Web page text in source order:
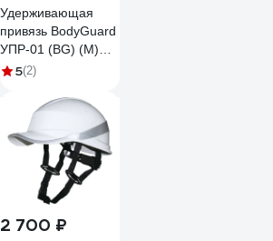
Удерживающая
привязь BodyGuard
УПР-01 (BG) (M)
00-00000621
5(2)
2 700 ₽